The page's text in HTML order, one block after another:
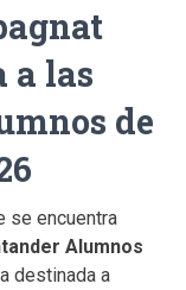
a las
de
se encuentra
Alumnos
destinada a